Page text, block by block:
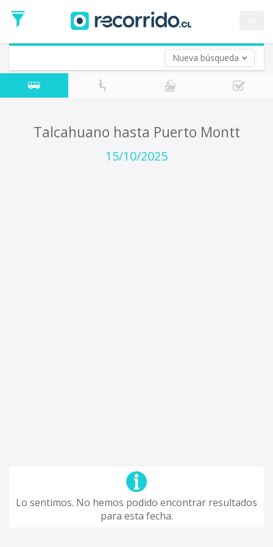
Nueva búsqueda
de
Ida
Vuelta (opcional)
Fecha
de
Talcahuano hasta Puerto Montt
15/10/2025
Lo sentimos. No hemos podido encontrar resultados
para esta fecha.